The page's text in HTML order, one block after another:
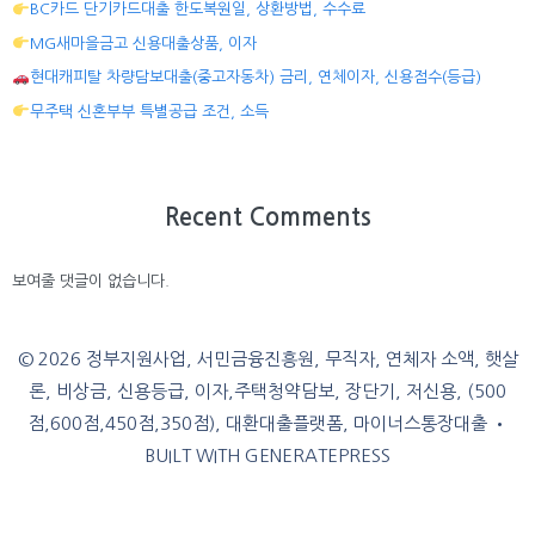
BC카드 단기카드대출 한도복원일, 상환방법, 수수료
MG새마을금고 신용대출상품, 이자
현대캐피탈 차량담보대출(중고자동차) 금리, 연체이자, 신용점수(등급)
무주택 신혼부부 특별공급 조건, 소득
Recent Comments
보여줄 댓글이 없습니다.
© 2026 정부지원사업, 서민금융진흥원, 무직자, 연체자 소액, 햇살
론, 비상금, 신용등급, 이자,주택청약담보, 장단기, 저신용, (500
점,600점,450점,350점), 대환대출플랫폼, 마이너스통장대출 •
BUILT WITH GENERATEPRESS